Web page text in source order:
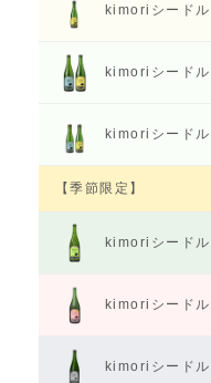
kimoriシードル
kimoriシードル
kimoriシードル
【季節限定】
kimoriシードル
kimoriシードル
kimoriシードル